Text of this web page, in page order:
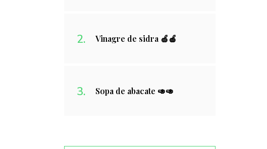
Vinagre de sidra 🍏🍎
Sopa de abacate 🥑🥑